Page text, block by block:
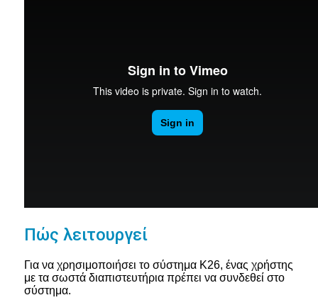
Πώς λειτουργεί
Για να χρησιμοποιήσει το σύστημα K26, ένας χρήστης
με τα σωστά διαπιστευτήρια πρέπει να συνδεθεί στο
σύστημα.